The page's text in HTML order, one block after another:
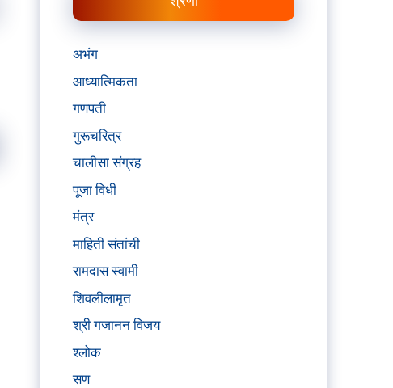
अभंग
आध्यात्मिकता
गणपती
गुरूचरित्र
चालीसा संग्रह
पूजा विधी
मंत्र
माहिती संतांची
रामदास स्वामी
शिवलीलामृत
श्री गजानन विजय
श्लोक
सण